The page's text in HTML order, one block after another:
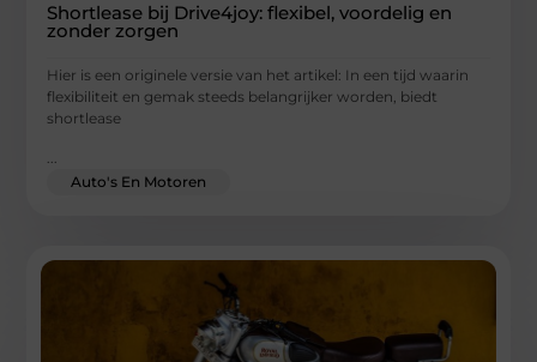
Shortlease bij Drive4joy: flexibel, voordelig en
zonder zorgen
Hier is een originele versie van het artikel: In een tijd waarin
flexibiliteit en gemak steeds belangrijker worden, biedt
shortlease
Auto's En Motoren